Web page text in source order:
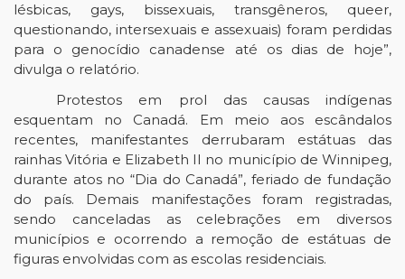
lésbicas, gays, bissexuais, transgêneros, queer,
questionando, intersexuais e assexuais) foram perdidas
para o genocídio canadense até os dias de hoje”,
divulga o relatório.
Protestos em prol das causas indígenas
esquentam no Canadá. Em meio aos escândalos
recentes, manifestantes derrubaram estátuas das
rainhas Vitória e Elizabeth II no município de Winnipeg,
durante atos no “Dia do Canadá”, feriado de fundação
do país. Demais manifestações foram registradas,
sendo canceladas as celebrações em diversos
municípios e ocorrendo a remoção de estátuas de
figuras envolvidas com as escolas residenciais.